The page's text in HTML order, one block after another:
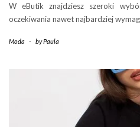
W eButik znajdziesz szeroki
oczekiwania nawet najbardziej
Moda - byPaula